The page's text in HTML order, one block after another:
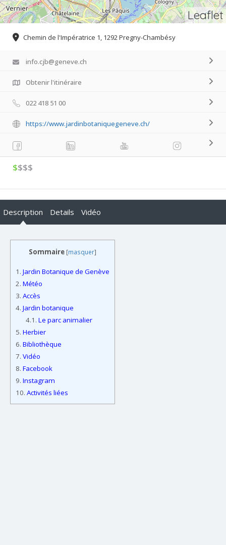
Leaflet
Chemin de l'Impératrice 1, 1292 Pregny-Chambésy
info.cjb@geneve.ch
Obtenir l'itinéraire
022 418 51 00
https://www.jardinbotaniquegeneve.ch/
$$$$
Description Details Vidéo
Sommaire [masquer]
1. Jardin Botanique de Genève
2. Météo
3. Accès
4. Jardin botanique
4.1. Le parc animalier
5. Herbier
6. Bibliothèque
7. Vidéo
8. Facebook
9. Instagram
10. Activités liées